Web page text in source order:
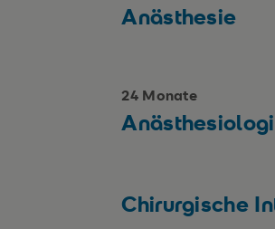
Anästhesie
24 Monate
Chirurgische